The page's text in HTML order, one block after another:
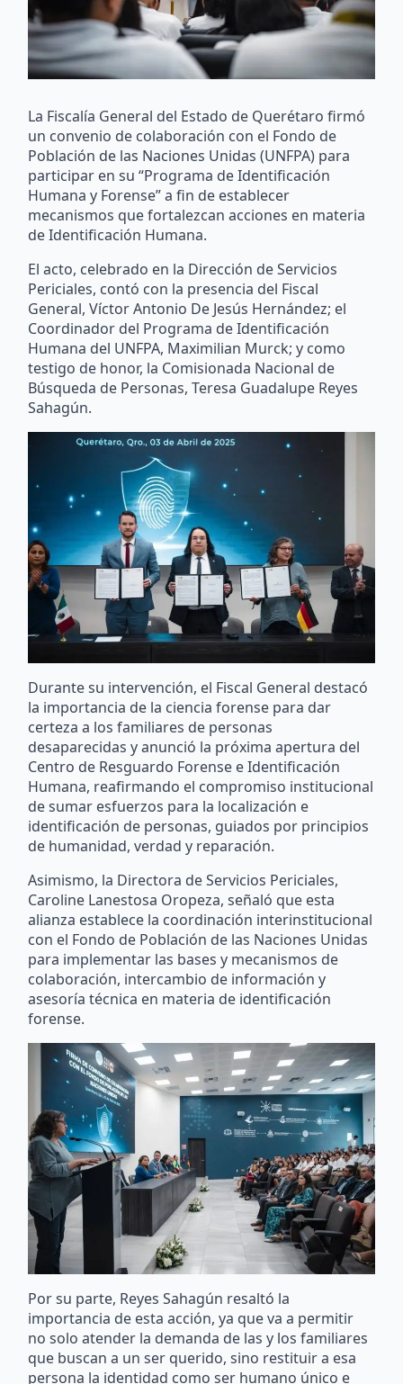
La Fiscalía General del Estado de Querétaro firmó
un convenio de colaboración con el Fondo de
Población de las Naciones Unidas (UNFPA) para
participar en su “Programa de Identificación
Humana y Forense” a fin de establecer
mecanismos que fortalezcan acciones en materia
de Identificación Humana.
El acto, celebrado en la Dirección de Servicios
Periciales, contó con la presencia del Fiscal
General, Víctor Antonio De Jesús Hernández; el
Coordinador del Programa de Identificación
Humana del UNFPA, Maximilian Murck; y como
testigo de honor, la Comisionada Nacional de
Búsqueda de Personas, Teresa Guadalupe Reyes
Sahagún.
Durante su intervención, el Fiscal General destacó
la importancia de la ciencia forense para dar
certeza a los familiares de personas
desaparecidas y anunció la próxima apertura del
Centro de Resguardo Forense e Identificación
Humana, reafirmando el compromiso institucional
de sumar esfuerzos para la localización e
identificación de personas, guiados por principios
de humanidad, verdad y reparación.
Asimismo, la Directora de Servicios Periciales,
Caroline Lanestosa Oropeza, señaló que esta
alianza establece la coordinación interinstitucional
con el Fondo de Población de las Naciones Unidas
para implementar las bases y mecanismos de
colaboración, intercambio de información y
asesoría técnica en materia de identificación
forense.
Por su parte, Reyes Sahagún resaltó la
importancia de esta acción, ya que va a permitir
no solo atender la demanda de las y los familiares
que buscan a un ser querido, sino restituir a esa
persona la identidad como ser humano único e